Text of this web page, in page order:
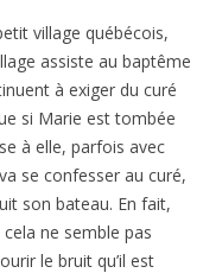
village québécois,
assiste au baptême
à exiger du curé
si Marie est tombée
à elle, parfois avec
se confesser au curé,
son bateau. En fait,
ne semble pas
le bruit qu’il est